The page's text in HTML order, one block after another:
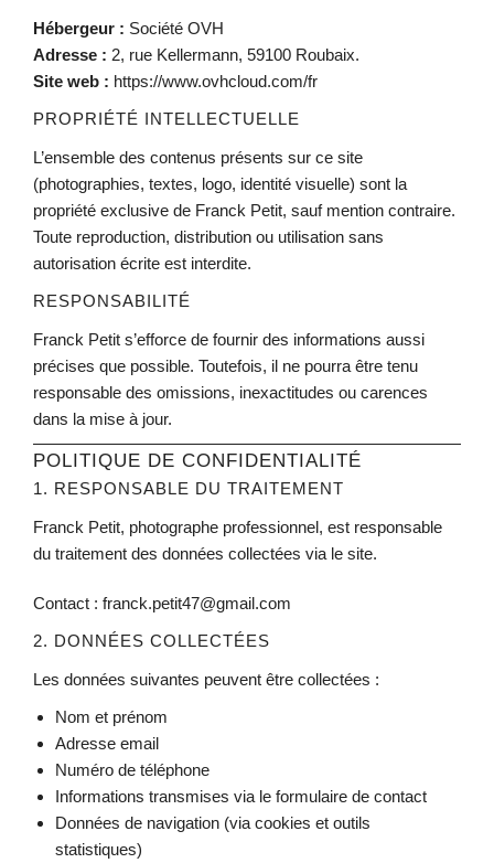
Hébergeur : Société OVH
Adresse : 2, rue Kellermann, 59100 Roubaix.
Site web : https://www.ovhcloud.com/fr
PROPRIÉTÉ INTELLECTUELLE
L’ensemble des contenus présents sur ce site
(photographies, textes, logo, identité visuelle) sont la
propriété exclusive de Franck Petit, sauf mention contraire.
Toute reproduction, distribution ou utilisation sans
autorisation écrite est interdite.
RESPONSABILITÉ
Franck Petit s’efforce de fournir des informations aussi
précises que possible. Toutefois, il ne pourra être tenu
responsable des omissions, inexactitudes ou carences
dans la mise à jour.
POLITIQUE DE CONFIDENTIALITÉ
1. RESPONSABLE DU TRAITEMENT
Franck Petit, photographe professionnel, est responsable
du traitement des données collectées via le site.
Contact : franck.petit47@gmail.com
2. DONNÉES COLLECTÉES
Les données suivantes peuvent être collectées :
Nom et prénom
Adresse email
Numéro de téléphone
Informations transmises via le formulaire de contact
Données de navigation (via cookies et outils
statistiques)